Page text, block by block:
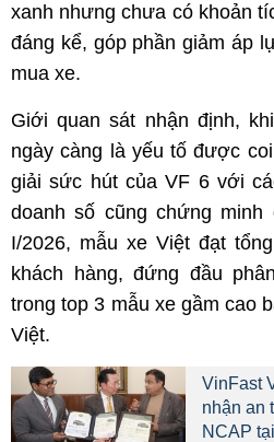
xanh nhưng chưa có khoản
đáng kể, góp phần giảm áp
mua xe.
Giới quan sát nhận định,
ngày càng là yếu tố được
giải sức hút của VF 6 với
doanh số cũng chứng
I/2026, mẫu xe Việt đạt
khách hàng, đứng đầu
trong top 3 mẫu xe gầm cao
Việt.
VinFast
nhận an
NCAP